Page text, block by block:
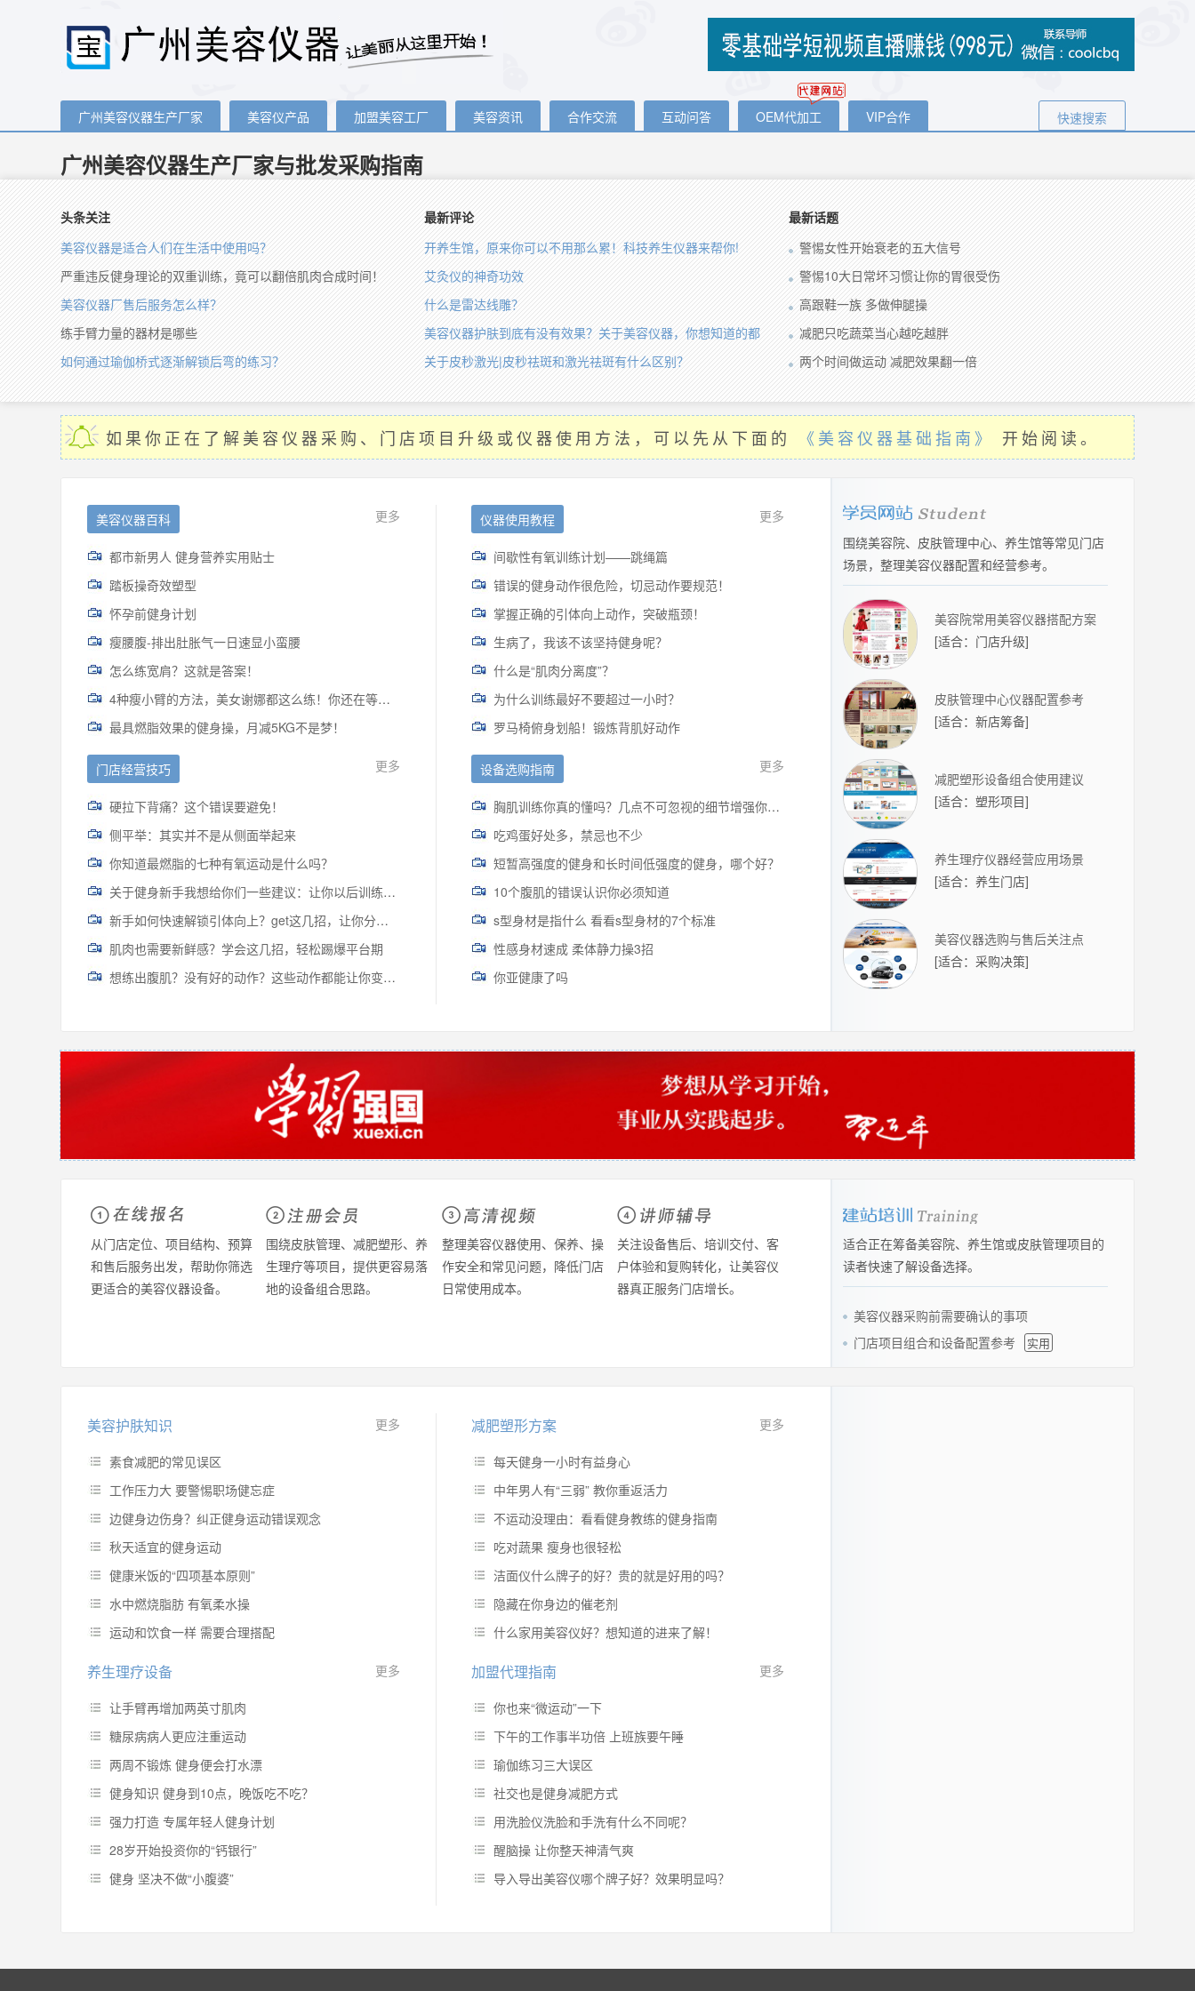
广州美容仪器生产厂家 美容仪产品 加盟美容工厂 美容资讯 合作交流 互动问答 OEM代加工 VIP合作 快速搜索
广州美容仪器生产厂家与批发采购指南
头条关注
美容仪器是适合人们在生活中使用吗？
严重违反健身理论的双重训练，竟可以翻倍肌肉合成时间！
美容仪器厂售后服务怎么样？
练手臂力量的器材是哪些
如何通过瑜伽桥式逐渐解锁后弯的练习？
最新评论
开养生馆，原来你可以不用那么累！科技养生仪器来帮你!
艾灸仪的神奇功效
什么是雷达线雕？
美容仪器护肤到底有没有效果？关于美容仪器，你想知道的都
在这里！
关于皮秒激光|皮秒祛斑和激光祛斑有什么区别？
最新话题
警惕女性开始衰老的五大信号
警惕10大日常坏习惯让你的胃很受伤
高跟鞋一族 多做伸腿操
减肥只吃蔬菜当心越吃越胖
两个时间做运动 减肥效果翻一倍
如果你正在了解美容仪器采购、门店项目升级或仪器使用方法，可以先从下面的 《美容仪器基础指南》 开始阅读。
美容仪器百科 更多
都市新男人 健身营养实用贴士
踏板操奇效塑型
怀孕前健身计划
瘦腰腹-排出肚胀气一日速显小蛮腰
怎么练宽肩？这就是答案！
4种瘦小臂的方法，美女谢娜都这么练！你还在等什么？
最具燃脂效果的健身操，月减5KG不是梦！
仪器使用教程 更多
间歇性有氧训练计划——跳绳篇
错误的健身动作很危险，切忌动作要规范！
掌握正确的引体向上动作，突破瓶颈！
生病了，我该不该坚持健身呢？
什么是“肌肉分离度”？
为什么训练最好不要超过一小时？
罗马椅俯身划船！锻炼背肌好动作
门店经营技巧 更多
硬拉下背痛？这个错误要避免！
侧平举：其实并不是从侧面举起来
你知道最燃脂的七种有氧运动是什么吗？
关于健身新手我想给你们一些建议：让你以后训练可以少走弯路
新手如何快速解锁引体向上？get这几招，让你分分钟逆袭老司机
肌肉也需要新鲜感？学会这几招，轻松踢爆平台期
想练出腹肌？没有好的动作？这些动作都能让你变成腹肌男神
设备选购指南 更多
胸肌训练你真的懂吗？几点不可忽视的细节增强你的胸肌围度
吃鸡蛋好处多，禁忌也不少
短暂高强度的健身和长时间低强度的健身，哪个好？
10个腹肌的错误认识你必须知道
s型身材是指什么 看看s型身材的7个标准
性感身材速成 柔体静力操3招
你亚健康了吗
围绕美容院、皮肤管理中心、养生馆等常见门店
场景，整理美容仪器配置和经营参考。
美容院常用美容仪器搭配方案
[适合：门店升级]
皮肤管理中心仪器配置参考
[适合：新店筹备]
减肥塑形设备组合使用建议
[适合：塑形项目]
养生理疗仪器经营应用场景
[适合：养生门店]
美容仪器选购与售后关注点
[适合：采购决策]
从门店定位、项目结构、预算
和售后服务出发，帮助你筛选
更适合的美容仪器设备。
围绕皮肤管理、减肥塑形、养
生理疗等项目，提供更容易落
地的设备组合思路。
整理美容仪器使用、保养、操
作安全和常见问题，降低门店
日常使用成本。
关注设备售后、培训交付、客
户体验和复购转化，让美容仪
器真正服务门店增长。
适合正在筹备美容院、养生馆或皮肤管理项目的
读者快速了解设备选择。
美容仪器采购前需要确认的事项
门店项目组合和设备配置参考
实用
美容护肤知识 更多
素食减肥的常见误区
工作压力大 要警惕职场健忘症
边健身边伤身？纠正健身运动错误观念
秋天适宜的健身运动
健康米饭的“四项基本原则”
水中燃烧脂肪 有氧柔水操
运动和饮食一样 需要合理搭配
减肥塑形方案 更多
每天健身一小时有益身心
中年男人有“三弱” 教你重返活力
不运动没理由：看看健身教练的健身指南
吃对蔬果 瘦身也很轻松
洁面仪什么牌子的好？贵的就是好用的吗？
隐藏在你身边的催老剂
什么家用美容仪好？想知道的进来了解！
养生理疗设备 更多
让手臂再增加两英寸肌肉
糖尿病病人更应注重运动
两周不锻炼 健身便会打水漂
健身知识 健身到10点，晚饭吃不吃？
强力打造 专属年轻人健身计划
28岁开始投资你的“钙银行”
健身 坚决不做“小腹婆”
加盟代理指南 更多
你也来“微运动”一下
下午的工作事半功倍 上班族要午睡
瑜伽练习三大误区
社交也是健身减肥方式
用洗脸仪洗脸和手洗有什么不同呢？
醒脑操 让你整天神清气爽
导入导出美容仪哪个牌子好？效果明显吗？